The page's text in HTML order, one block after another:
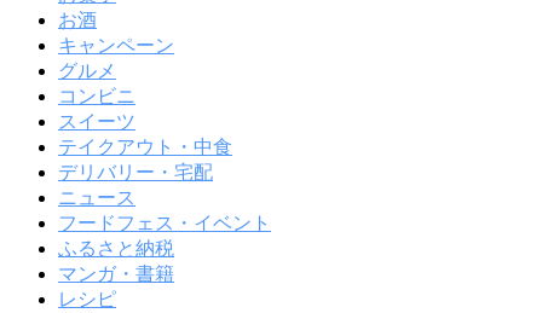
お酒
キャンペーン
グルメ
コンビニ
スイーツ
テイクアウト・中食
デリバリー・宅配
ニュース
フードフェス・イベント
ふるさと納税
マンガ・書籍
レシピ